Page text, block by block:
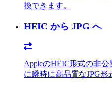
換できます。
HEIC から JPG へ
AppleのHEIC形式の非
に瞬時に高品質なJPG形